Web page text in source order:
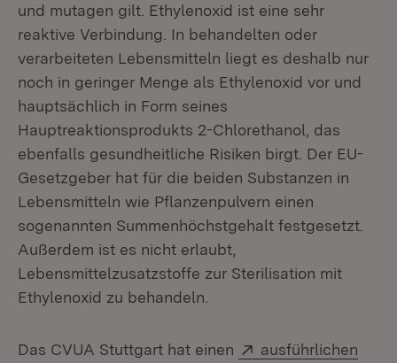
und mutagen gilt. Ethylenoxid ist eine sehr
reaktive Verbindung. In behandelten oder
verarbeiteten Lebensmitteln liegt es deshalb nur
noch in geringer Menge als Ethylenoxid vor und
hauptsächlich in Form seines
Hauptreaktionsprodukts 2-Chlorethanol, das
ebenfalls gesundheitliche Risiken birgt. Der EU-
Gesetzgeber hat für die beiden Substanzen in
Lebensmitteln wie Pflanzenpulvern einen
sogenannten Summenhöchstgehalt festgesetzt.
Außerdem ist es nicht erlaubt,
Lebensmittelzusatzstoffe zur Sterilisation mit
Ethylenoxid zu behandeln.
Das CVUA Stuttgart hat einen Extern:
ausführlichen